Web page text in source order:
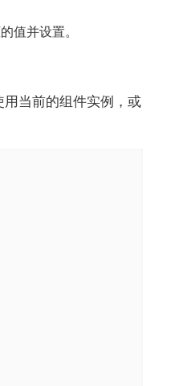
值并设置。
当前的组件实例，或